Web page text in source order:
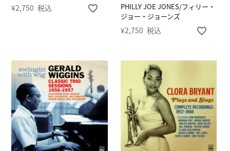
¥2,750 税込
PHILLY JOE JONES/フィリー・
ジョー・ジョーンズ
¥2,750 税込